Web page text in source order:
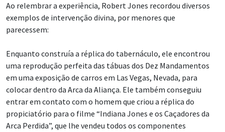
Ao relembrar a experiência, Robert Jones recordou diversos
exemplos de intervenção divina, por menores que
parecessem:
Enquanto construía a réplica do tabernáculo, ele encontrou
uma reprodução perfeita das tábuas dos Dez Mandamentos
em uma exposição de carros em Las Vegas, Nevada, para
colocar dentro da Arca da Aliança. Ele também conseguiu
entrar em contato com o homem que criou a réplica do
propiciatório para o filme “Indiana Jones e os Caçadores da
Arca Perdida”, que lhe vendeu todos os componentes